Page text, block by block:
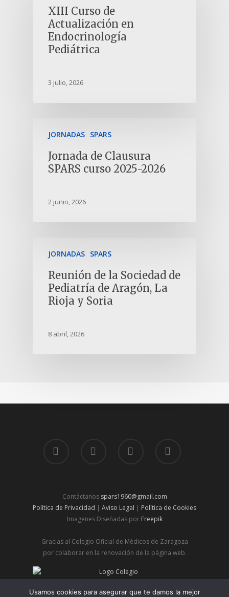
XIII Curso de
Actualización en
Endocrinología
Pediátrica
3 julio, 2026
JORNADAS SPARS
Jornada de Clausura
SPARS curso 2025-2026
2 junio, 2026
JORNADAS SPARS
Reunión de la Sociedad de
Pediatría de Aragón, La
Rioja y Soria
8 abril, 2026
Contáctanos spars1960@gmail.com
Política de Privacidad | Aviso Legal | Política de Cookies
Imagenes Diseñadas por Freepik
Gracias al Colegio Oficial de Médicos de Zaragoza
por colaborar en la renovación de la página web.
© 2026 Spars | Sociedad de Pediatría de Aragón, Rioja y
Usamos cookies para asegurar que te damos la mejor